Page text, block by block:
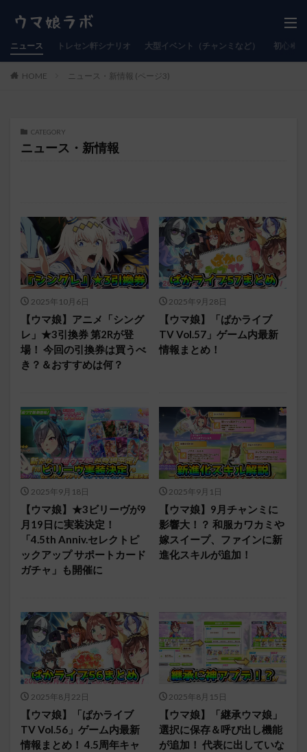
ニュース トレセン軒シナリオ 大型イベント（チャンミなど） 初心者
HOME ニュース・新情報 (ページ3)
CATEGORY
ニュース・新情報
2025年10月6日
【ウマ娘】アニメ「シング
レ」★3引換券 第2Rが登
場！ 今回の引換券は買うべ
き？＆おすすめは何？
2025年9月28日
【ウマ娘】「ぱかライブ
TV Vol.57」ゲーム内最新
情報まとめ！
2025年9月18日
【ウマ娘】★3ビリーヴが9
月19日に実装決定！
「4.5th Anniv.セレクトピ
ックアップ サポートカード
ガチャ」も開催に
2025年9月1日
【ウマ娘】9月チャンミに
影響大！？ 和服カワカミや
嫁スイープ、ファインに新
進化スキルが追加！
2025年8月22日
【ウマ娘】「ぱかライブ
TV Vol.56」ゲーム内最新
情報まとめ！ 4.5周年キャ
2025年8月15日
【ウマ娘】「継承ウマ娘」
選択に保存＆呼び出し機能
が追加！ 代表に出していな